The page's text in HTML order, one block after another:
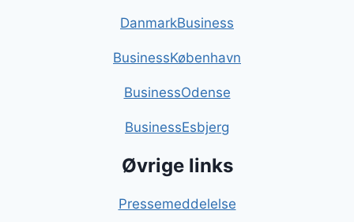
DanmarkBusiness
BusinessKøbenhavn
BusinessOdense
BusinessEsbjerg
Øvrige links
Pressemeddelelse